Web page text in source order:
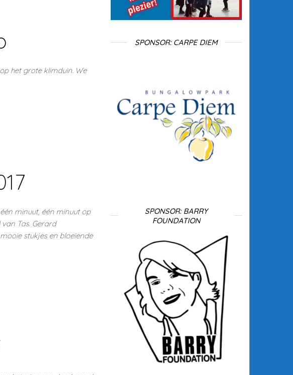
het grote klimduin. We
minuut, één minuut op
Tas. Gerard
stukjes en bloeiende
SPONSOR: CARPE DIEM
SPONSOR: BARRY
FOUNDATION